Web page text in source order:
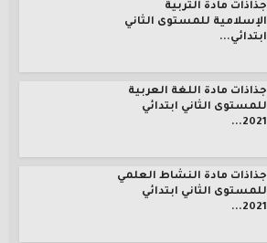
جذاذات مادة التربية
الإسلامية للمستوى الثاني
ابتدائي...
جذاذات مادة اللغة العربية
للمستوى الثاني ابتدائي
2021...
جذاذات مادة النشاط العلمي
للمستوى الثاني ابتدائي
2021...